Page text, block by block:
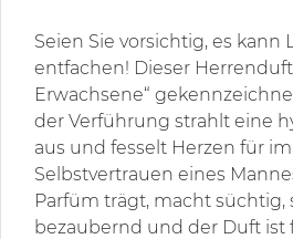
Seien Sie vorsichtig, es kann
entfachen! Dieser
Erwachsene“
der Verführung strahlt eine
aus und fesselt Herzen für
Selbstvertrauen eines
Parfüm trägt, macht süchtig,
bezaubernd und der Duft ist